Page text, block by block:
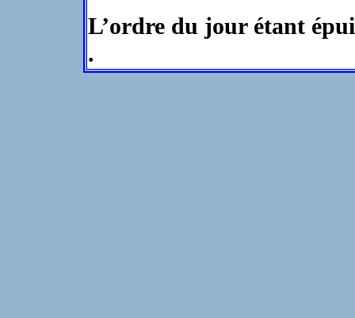
L’ordre du jour étant
.